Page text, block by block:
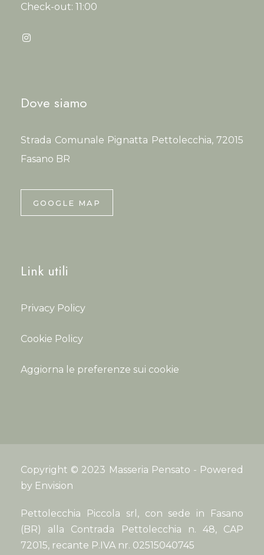
Check-out: 11:00
Dove siamo
Strada Comunale Pignatta Pettolecchia, 72015
Fasano BR
GOOGLE MAP
Link utili
Privacy Policy
Cookie Policy
Aggiorna le preferenze sui cookie
Copyright © 2023 Masseria Pensato - Powered
by Envision
Pettolecchia Piccola srl, con sede in Fasano
(BR) alla Contrada Pettolecchia n. 48, CAP
72015, recante P.IVA nr. 02515040745